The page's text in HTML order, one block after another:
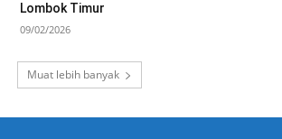
Lombok Timur
09/02/2026
Muat lebih banyak